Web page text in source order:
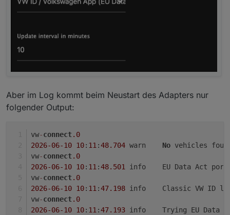
Aber im Log kommt beim Neustart des Adapters nur
folgender Output:
vw-connect.0
2026-06-10 10: 11:48.704 No vehicles
vw-connect.0
2026-06-10 10: 11:48.501
info	EU Data Act
vw-connect.0
2026-06-10 10: 11:47.198
info	Classic VW
vw-connect.0
2026-06-10 10: 11:47.193
info	Trying EU